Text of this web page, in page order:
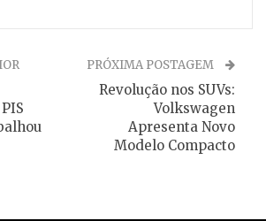
PRÓXIMA POSTAGEM
Revolução nos SUVs:
Volkswagen
Apresenta Novo
Modelo Compacto